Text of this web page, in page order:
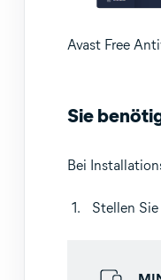
Avast Free
Sie
Bei
Stellen